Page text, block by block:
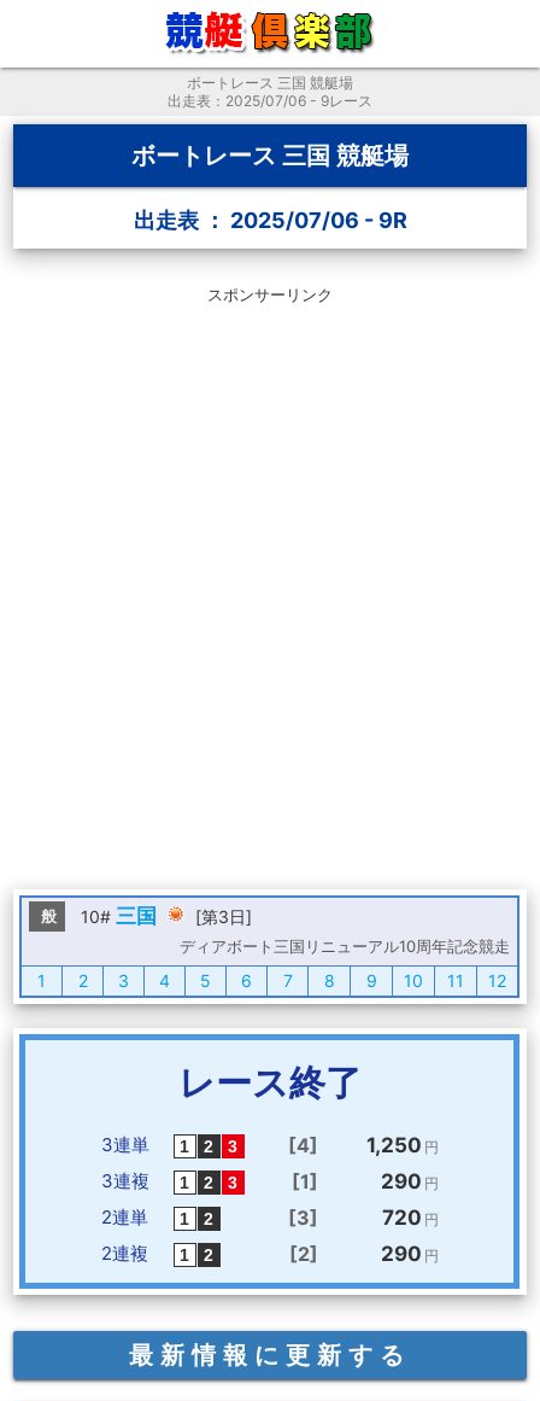
ボートレース 三国 競艇場
出走表：2025/07/06 - 9レース
ボートレース 三国 競艇場
出走表 ： 2025/07/06 - 9R
スポンサーリンク
般 10# 三国 [第3日]
ディアボート三国リニューアル10周年記念競走
1 2 3 4 5 6 7 8 9 10 11 12
レース終了
3連単 [4] 1,250 円
3連複 [1] 290 円
2連単 [3] 720 円
2連複 [2] 290 円
最新情報に更新する